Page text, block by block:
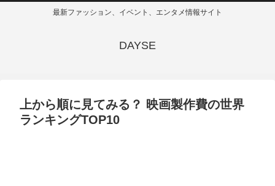
最新ファッション、イベント、エンタメ情報サイト
DAYSE
上から順に見てみる？ 映画製作費の世界
ランキングTOP10